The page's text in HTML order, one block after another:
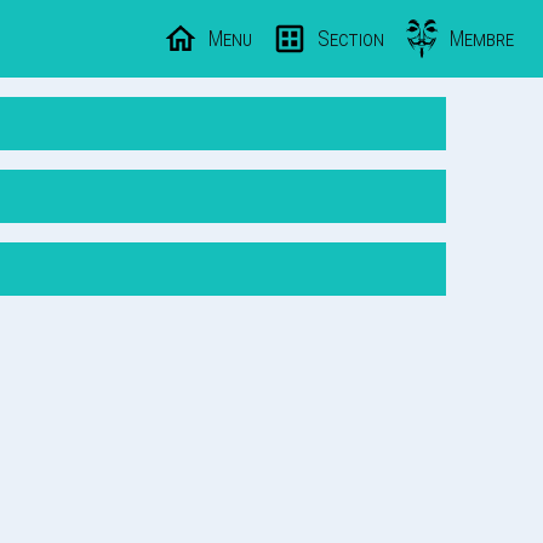
Menu Section Membre